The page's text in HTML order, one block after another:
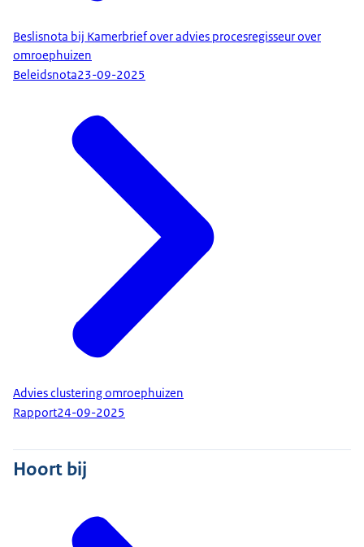
Beslisnota bij Kamerbrief over advies procesregisseur over
omroephuizen
Beleidsnota23-09-2025
Advies clustering omroephuizen
Rapport24-09-2025
Hoort bij